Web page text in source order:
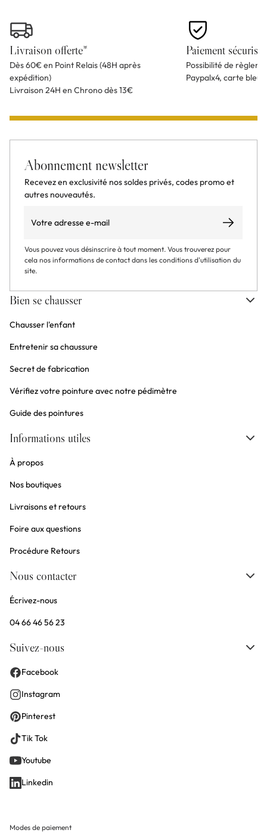
Livraison offerte*
Dès 60€ en Point Relais (48H après
expédition)
Livraison 24H en Chrono dès 13€
Paiement sécurisé
Possibilité de
Paypalx4, carte
Abonnement newsletter
Recevez en exclusivité nos soldes privés, codes promo et
autres nouveautés.
S’abonner
Vous pouvez vous désinscrire à tout moment. Vous trouverez pour
cela nos informations de contact dans les conditions d'utilisation du
site.
Bien se chausser
Chausser l'enfant
Entretenir sa chaussure
Secret de fabrication
Vérifiez votre pointure avec notre pédimètre
Guide des pointures
Informations utiles
À propos
Nos boutiques
Livraisons et retours
Foire aux questions
Procédure Retours
Nous contacter
Écrivez-nous
04 66 46 56 23
Suivez-nous
Facebook
Instagram
Pinterest
Tik Tok
Youtube
Linkedin
Modes de paiement